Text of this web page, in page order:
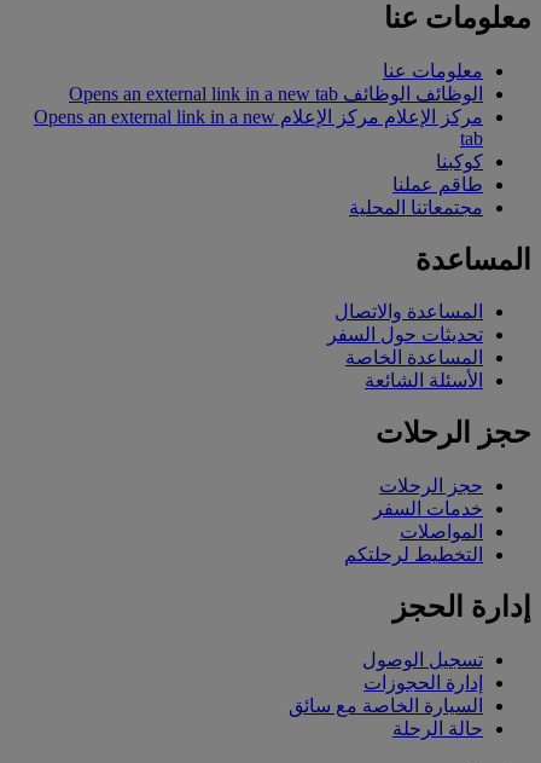
معلومات عنا
معلومات عنا
الوظائف الوظائف Opens an external link in a new tab
مركز الإعلام
مركز الإعلام Opens an external link in a new
tab
كوكبنا
طاقم عملنا
مجتمعاتنا المحلية
المساعدة
المساعدة والاتصال
تحديثات حول السفر
المساعدة الخاصة
الأسئلة الشائعة
حجز الرحلات
حجز الرحلات
خدمات السفر
المواصلات
التخطيط لرحلتكم
إدارة الحجز
تسجيل الوصول
إدارة الحجوزات
السيارة الخاصة مع سائق
حالة الرحلة